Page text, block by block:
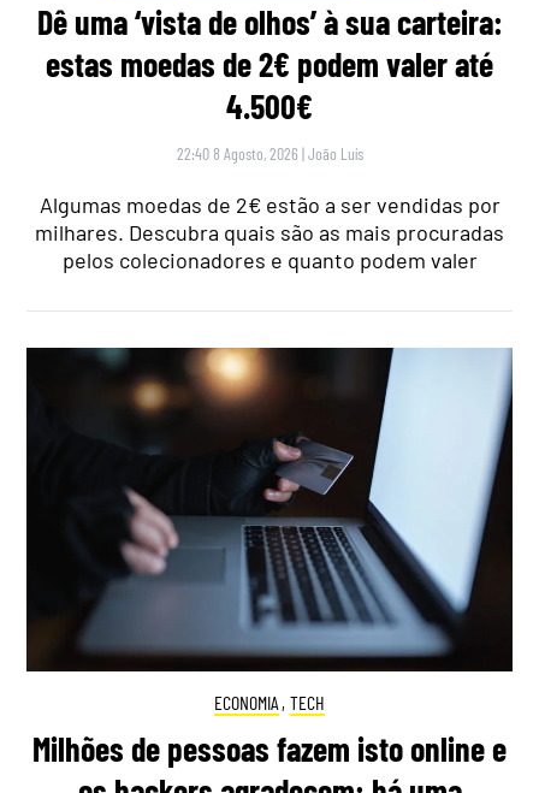
Dê uma ‘vista de olhos’ à sua carteira:
estas moedas de 2€ podem valer até
4.500€
22:40 8 Agosto, 2026 |João Luís
Algumas moedas de 2€ estão a ser vendidas por
milhares. Descubra quais são as mais procuradas
pelos colecionadores e quanto podem valer
ECONOMIA , TECH
Milhões de pessoas fazem isto online e